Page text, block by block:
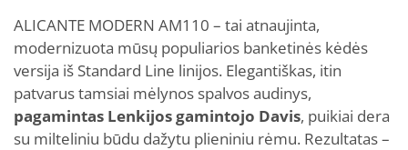
ALICANTE MODERN AM110 – tai atnaujinta,
modernizuota mūsų populiarios banketinės kėdės
versija iš Standard Line linijos. Elegantiškas, itin
patvarus tamsiai mėlynos spalvos audinys,
pagamintas Lenkijos gamintojo Davis, puikiai dera
su milteliniu būdu dažytu plieniniu rėmu. Rezultatas –